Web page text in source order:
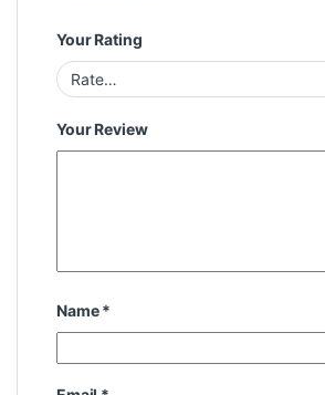
Your Rating
Your Review
Name*